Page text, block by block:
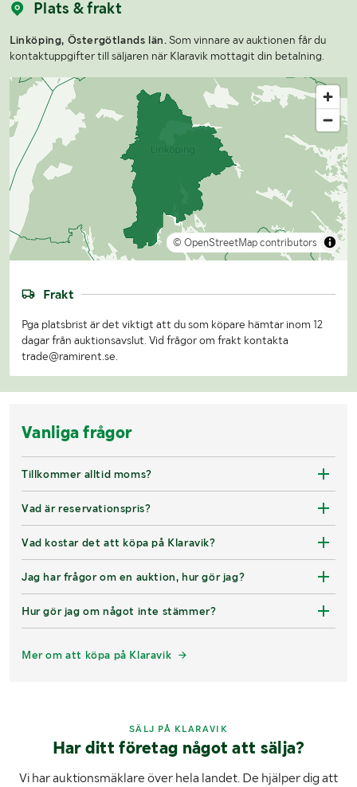
Plats & frakt
Linköping, Östergötlands län. Som vinnare av auktionen får du
kontaktuppgifter till säljaren när Klaravik mottagit din betalning.
© OpenStreetMap contributors
Frakt
Pga platsbrist är det viktigt att du som köpare hämtar inom 12
dagar från auktionsavslut. Vid frågor om frakt kontakta
trade@ramirent.se.
Vanliga frågor
Tillkommer alltid moms?
Vad är reservationspris?
Vad kostar det att köpa på Klaravik?
Jag har frågor om en auktion, hur gör jag?
Hur gör jag om något inte stämmer?
Mer om att köpa på Klaravik
SÄLJ PÅ KLARAVIK
Har ditt företag något att sälja?
Vi har auktionsmäklare över hela landet. De hjälper dig att